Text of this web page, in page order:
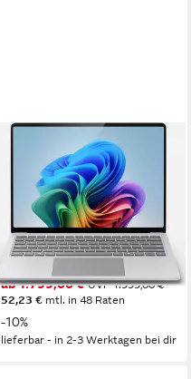
Microsoft Surface Laptop 7
15", Platinum, Snapdragon X
Elite Notebook
15 Zoll Bildschirmdiagonale
Qualcomm Adreno X1-85 Grafikkarte
16 GB Arbeitsspeicher
ab 1.799,00 € UVP1.999,00 €
52,23 € mtl. in 48 Raten
-10%
lieferbar - in 2-3 Werktagen bei dir